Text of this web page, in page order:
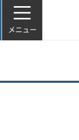
メニュー